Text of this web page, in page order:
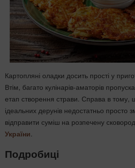
Картопляні оладки досить прості у
Втім, багато кулінарів-аматорів
етап створення страви. Справа в
ідеальних дерунів недостатньо просто
відправити суміш на розпечену
України
Подробиці